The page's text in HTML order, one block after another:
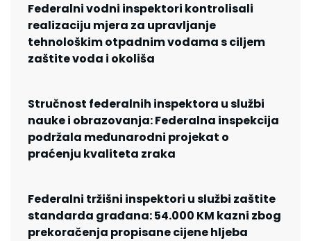
Federalni vodni inspektori kontrolisali
realizaciju mjera za upravljanje
tehnološkim otpadnim vodama s ciljem
zaštite voda i okoliša
Stručnost federalnih inspektora u službi
nauke i obrazovanja: Federalna inspekcija
podržala međunarodni projekat o
praćenju kvaliteta zraka
Federalni tržišni inspektori u službi zaštite
standarda građana: 54.000 KM kazni zbog
prekoračenja propisane cijene hljeba